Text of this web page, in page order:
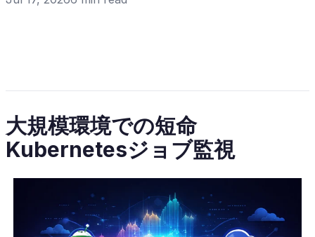
大規模環境での短命
Kubernetesジョブ監視